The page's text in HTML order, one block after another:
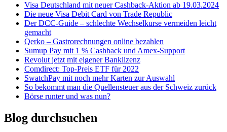
Visa Deutschland mit neuer Cashback-Aktion ab 19.03.2024
Die neue Visa Debit Card von Trade Republic
Der DCC-Guide – schlechte Wechselkurse vermeiden leicht
gemacht
Qerko – Gastrorechnungen online bezahlen
Sumup Pay mit 1 % Cashback und Amex-Support
Revolut jetzt mit eigener Banklizenz
Comdirect: Top-Preis ETF für 2022
SwatchPay mit noch mehr Karten zur Auswahl
So bekommt man die Quellensteuer aus der Schweiz zurück
Börse runter und was nun?
Blog durchsuchen